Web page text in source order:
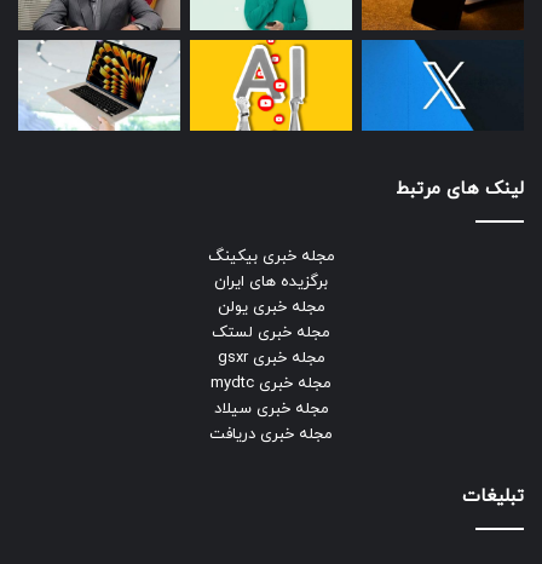
لینک های مرتبط
مجله خبری بیکینگ
برگزیده های ایران
مجله خبری یولن
مجله خبری لستک
مجله خبری gsxr
مجله خبری mydtc
مجله خبری سیلاد
مجله خبری دریافت
تبلیغات